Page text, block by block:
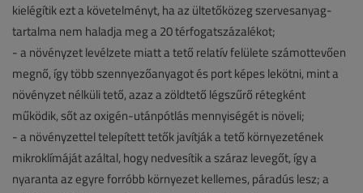
kielégítik ezt a követelményt, ha az ültetőközeg szervesanyag-
tartalma nem haladja meg a 20 térfogatszázalékot;
- a növényzet levélzete miatt a tető relatív felülete számottevően
megnő, így több szennyezőanyagot és port képes lekötni, mint a
növényzet nélküli tető, azaz a zöldtető légszűrő rétegként
működik, sőt az oxigén-utánpótlás mennyiségét is növeli;
- a növényzettel telepített tetők javítják a tető környezetének
mikroklímáját azáltal, hogy nedvesítik a száraz levegőt, így a
nyaranta az egyre forróbb környezet kellemes, páradús lesz; a